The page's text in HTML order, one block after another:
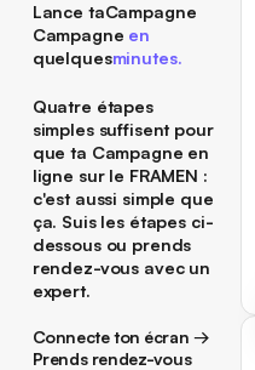
Lance taCampagne
Campagne en
quelquesminutes.
Quatre étapes
simples suffisent pour
que ta Campagne en
ligne sur le FRAMEN :
c'est aussi simple que
ça. Suis les étapes ci-
dessous ou prends
rendez-vous avec un
expert.
Connecte ton écran →
Connecte ton écran →
Prends rendez-vous